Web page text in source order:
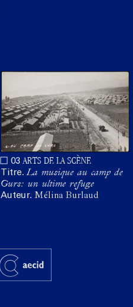
03 ARTS DE LA SCÈNE
Titre. La musique au camp de
Gurs: un ultime refuge
Auteur. Mélina Burlaud